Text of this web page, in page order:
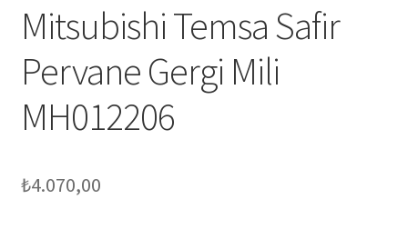
Mitsubishi Temsa Safir
Pervane Gergi Mili
MH012206
₺4.070,00